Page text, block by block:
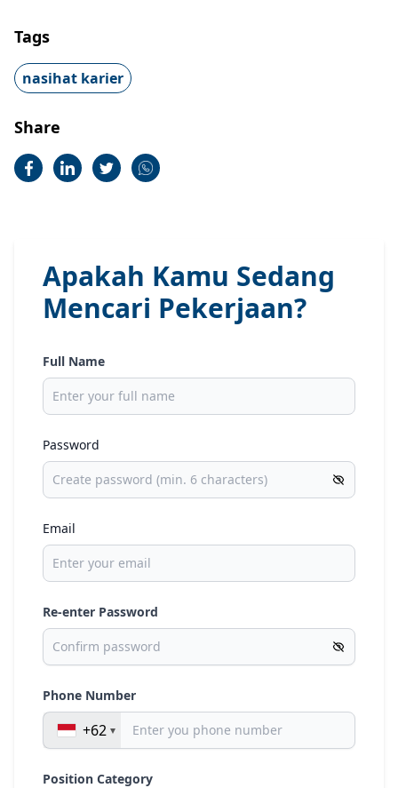
Tags
nasihat karier
Share
Apakah Kamu Sedang
Mencari Pekerjaan?
Full Name
Password
Email
Re-enter Password
Phone Number
+62
Position Category